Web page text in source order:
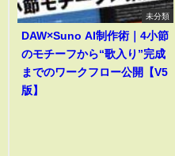
未分類
DAW×Suno AI制作術｜4小節
のモチーフから“歌入り”完成
までのワークフロー公開【V5
版】